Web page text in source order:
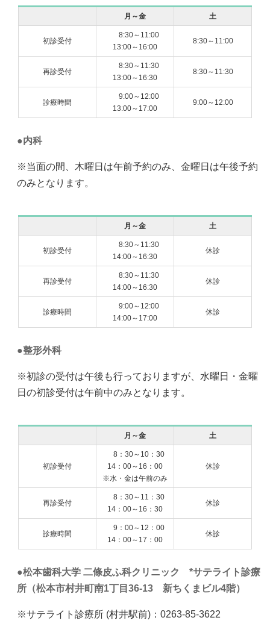
月～金 土
初診受付
8:30～11:00
13:00～16:00
8:30～11:00
再診受付
8:30～11:30
13:00～16:30
8:30～11:30
診療時間
9:00～12:00
13:00～17:00
9:00～12:00
内科
※当面の間、木曜日は午前予約のみ、金曜日は午後予約
のみとなります。
月～金 土
初診受付
8:30～11:30
14:00～16:30
休診
再診受付
8:30～11:30
14:00～16:30
休診
診療時間
9:00～12:00
14:00～17:00
休診
整形外科
※初診の受付は午後も行っておりますが、水曜日・金曜
日の初診受付は午前中のみとなります。
月～金 土
初診受付
8：30～10：30
14：00～16：00
※水・金は午前のみ
休診
再診受付
8：30～11：30
14：00～16：30
休診
診療時間
9：00～12：00
14：00～17：00
休診
松本歯科大学 二條皮ふ科クリニック *サテライト診療
所（松本市村井町南1丁目36-13 新ちくまビル4階）
※サテライト診療所 (村井駅前)：0263-85-3622